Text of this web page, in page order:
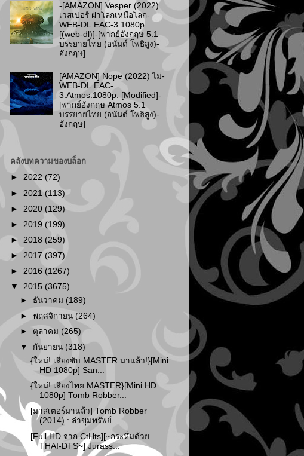
-[AMAZON] Vesper (2022)
เวสเปอร์ ฝ่าโลกเหนือโลก-
WEB-DL.EAC-3.1080p.
[(web-dl)]-[พากย์อังกฤษ 5.1
บรรยายไทย (อนันต์ โพธิสูง)-
อังกฤษ]
[AMAZON] Nope (2022) ไม่-
WEB-DL.EAC-
3.Atmos.1080p. [Modified]-
[พากย์อังกฤษ Atmos 5.1
บรรยายไทย (อนันต์ โพธิสูง)-
อังกฤษ]
คลังบทความของบล็อก
► 2022 (72)
► 2021 (113)
► 2020 (129)
► 2019 (199)
► 2018 (259)
► 2017 (397)
► 2016 (1267)
▼ 2015 (3675)
► ธันวาคม (189)
►พฤศจิกายน (264)
► ตุลาคม (265)
▼ กันยายน (318)
{ใหม่! เสียงซับ MASTER มาแล้ว!}[Mini
HD 1080p] San...
{ใหม่! เสียงไทย MASTER}[Mini HD
1080p] Tomb Robber...
[มาสเตอร์มาแล้ว] Tomb Robber
(2014) : ล่าขุมทรัพย์...
[Full HD จาก CtHts][~กระหึ่มด้วย
THAI-DTS~] Jurass...